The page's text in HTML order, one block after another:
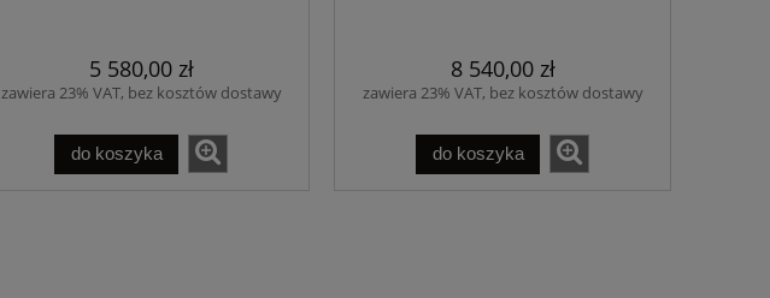
5 580,00 zł
zawiera 23% VAT, bez kosztów dostawy
do koszyka
8 540,00 zł
zawiera 23% VAT, bez kosztów dostawy
do koszyka